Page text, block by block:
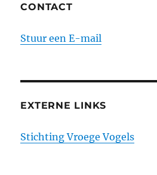
CONTACT
Stuur een E-mail
EXTERNE LINKS
Stichting Vroege Vogels